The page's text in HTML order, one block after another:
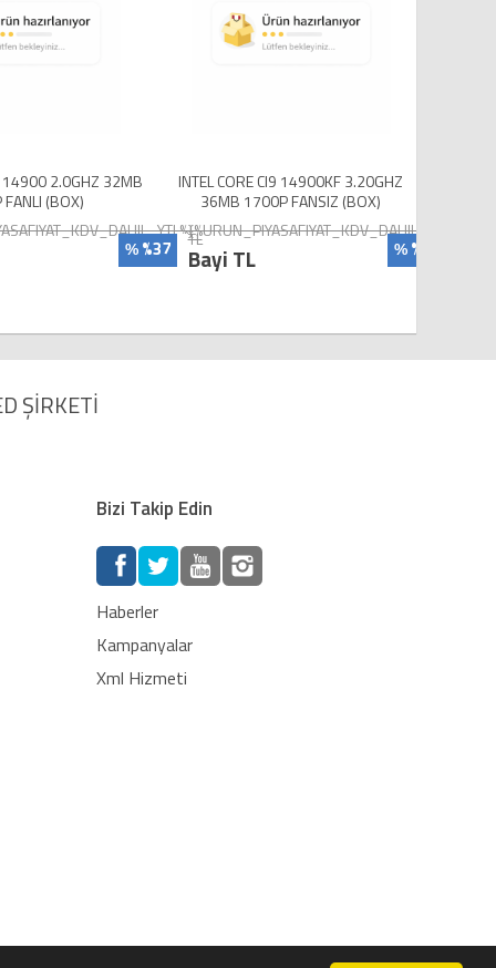
14900 2.0GHZ 32MB
(BOX)
INTEL CORE CI9 14900KF 3.20GHZ
36MB 1700P FANSIZ (BOX)
% %37
{%URUN_PIYASAFIYAT_KDV_DAHIL_YTL%}
TL
Bayi TL % %39
ŞİRKETİ
Bizi Takip Edin
Haberler
Kampanyalar
Xml Hizmeti